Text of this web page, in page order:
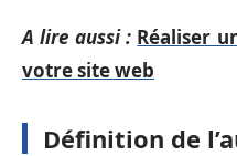
A lire aussi : Réaliser
votre site web
Définition de